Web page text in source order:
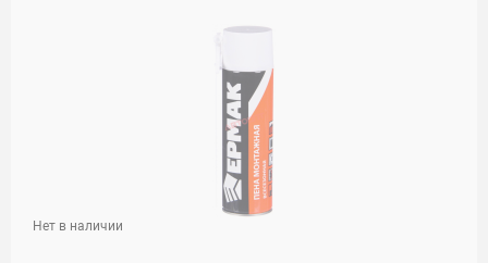
Нет в наличии